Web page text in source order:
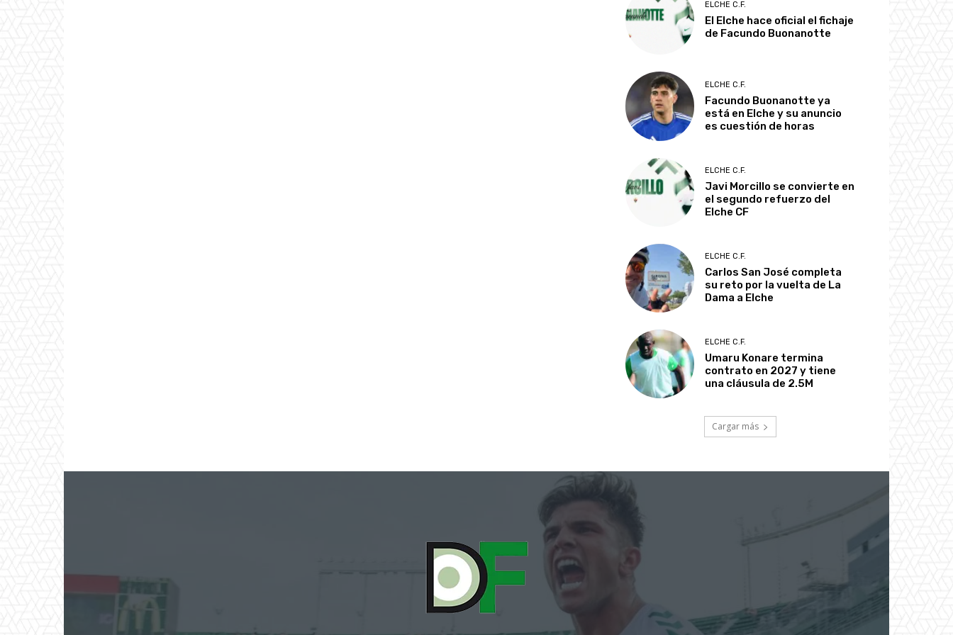
ELCHE C.F.
El Elche hace oficial el fichaje
de Facundo Buonanotte
ELCHE C.F.
Facundo Buonanotte ya
está en Elche y su anuncio
es cuestión de horas
ELCHE C.F.
Javi Morcillo se convierte en
el segundo refuerzo del
Elche CF
ELCHE C.F.
Carlos San José completa
su reto por la vuelta de La
Dama a Elche
ELCHE C.F.
Umaru Konare termina
contrato en 2027 y tiene
una cláusula de 2.5M
Cargar más